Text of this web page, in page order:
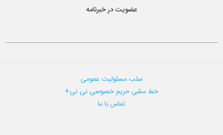
عضویت در خبرنامه
سلب مسئولیت عمومی
خط مشی حریم خصوصی نی نی+
تماس با ما